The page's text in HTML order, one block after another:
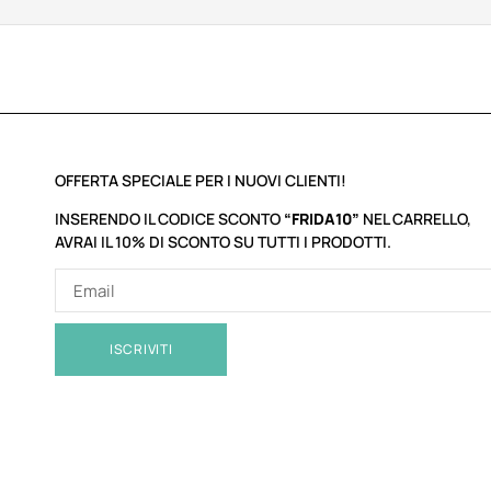
OFFERTA SPECIALE PER I NUOVI CLIENTI!
INSERENDO IL CODICE SCONTO “FRIDA10” NEL CARRELLO,
AVRAI IL 10% DI SCONTO SU TUTTI I PRODOTTI.
ISCRIVITI